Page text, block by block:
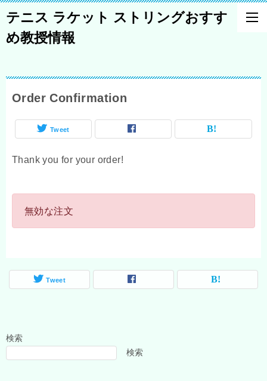
テニス ラケット ストリングおすす
め教授情報
Order Confirmation
Tweet
Thank you for your order!
無効な注文
Tweet
検索
検索